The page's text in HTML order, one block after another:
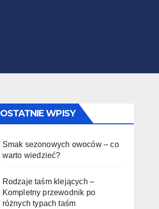
OSTATNIE WPISY
Smak sezonowych owoców – co
warto wiedzieć?
Rodzaje taśm klejących –
Kompletny przewodnik po
różnych typach taśm